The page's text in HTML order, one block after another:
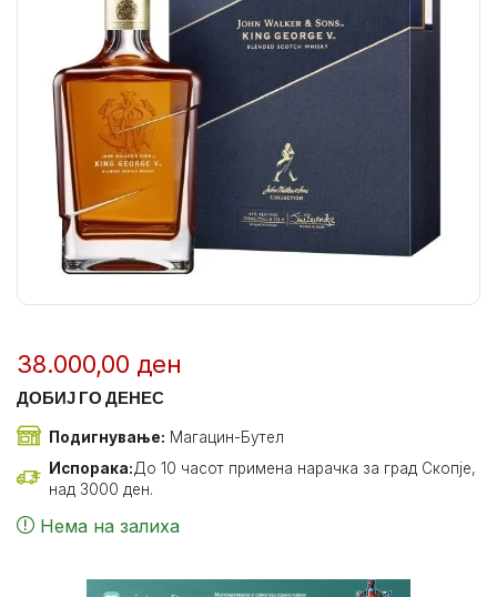
38.000,00 ден
ДОБИЈ ГО ДЕНЕС
Подигнување: Магацин-Бутел
Испорака:До 10 часот примена нарачка за град Скопје,
над 3000 ден.
Нема на залиха